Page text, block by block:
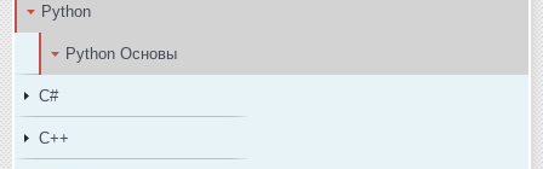
Python
Python Основы
C#
C++